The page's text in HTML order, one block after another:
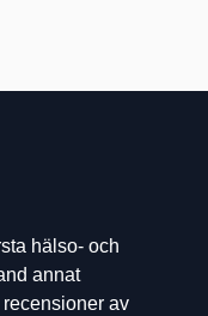
hälso- och
annat
av